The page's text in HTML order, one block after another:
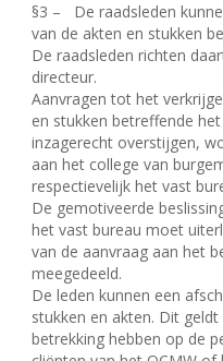
§3 –
De raadsleden
van de akten en stukken
De raadsleden richten
directeur.
Aanvragen tot het
en stukken betreffende
inzagerecht overstijgen,
aan het college van
respectievelijk het vast
De gemotiveerde
het vast bureau moet
van de aanvraag aan het
meegedeeld.
De leden kunnen een
stukken en akten. Dit
betrekking hebben op de